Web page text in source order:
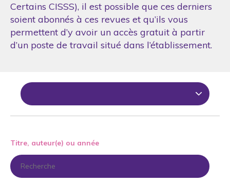
Certains CISSS), il est possible que ces derniers
soient abonnés à ces revues et qu’ils vous
permettent d’y avoir un accès gratuit à partir
d’un poste de travail situé dans l’établissement.
Titre, auteur(e) ou année